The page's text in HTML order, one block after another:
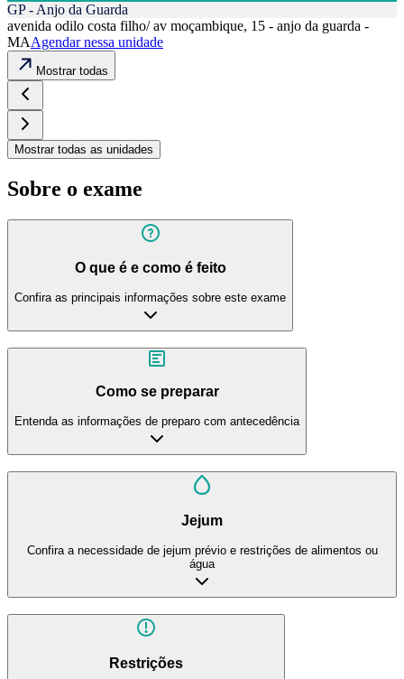
GP - Anjo da Guarda
avenida odilo costa filho/ av moçambique, 15 - anjo da guarda -
MAAgendar nessa unidade
Mostrar todas
Mostrar todas as unidades
Sobre o exame
O que é e como é feito
Confira as principais informações sobre este exame
Como se preparar
Entenda as informações de preparo com antecedência
Jejum
Confira a necessidade de jejum prévio e restrições de alimentos ou
água
Restrições